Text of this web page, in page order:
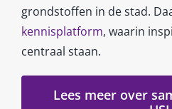
grondstoffen in de stad.
kennisplatform, waarin
centraal staan.
Lees meer over